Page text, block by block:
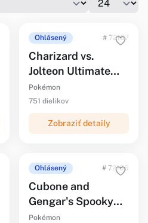
Ohlásený # 72167
Charizard vs.
Jolteon Ultimate
Battle
Pokémon
751 dielikov
Zobraziť detaily
Ohlásený # 72166
Cubone and
Gengar's Spooky
Showdown
Pokémon